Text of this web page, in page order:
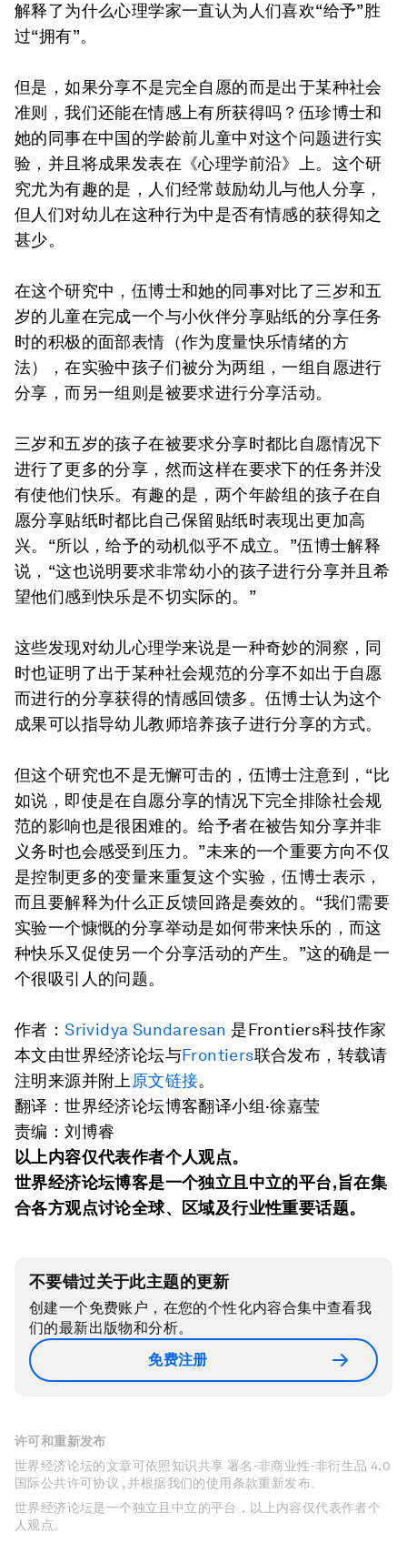
解释了为什么心理学家一直认为人们喜欢“给予”胜
过“拥有”。
但是，如果分享不是完全自愿的而是出于某种社会
准则，我们还能在情感上有所获得吗？伍珍博士和
她的同事在中国的学龄前儿童中对这个问题进行实
验，并且将成果发表在《心理学前沿》上。这个研
究尤为有趣的是，人们经常鼓励幼儿与他人分享，
但人们对幼儿在这种行为中是否有情感的获得知之
甚少。
在这个研究中，伍博士和她的同事对比了三岁和五
岁的儿童在完成一个与小伙伴分享贴纸的分享任务
时的积极的面部表情（作为度量快乐情绪的方
法），在实验中孩子们被分为两组，一组自愿进行
分享，而另一组则是被要求进行分享活动。
三岁和五岁的孩子在被要求分享时都比自愿情况下
进行了更多的分享，然而这样在要求下的任务并没
有使他们快乐。有趣的是，两个年龄组的孩子在自
愿分享贴纸时都比自己保留贴纸时表现出更加高
兴。“所以，给予的动机似乎不成立。”伍博士解释
说，“这也说明要求非常幼小的孩子进行分享并且希
望他们感到快乐是不切实际的。”
这些发现对幼儿心理学来说是一种奇妙的洞察，同
时也证明了出于某种社会规范的分享不如出于自愿
而进行的分享获得的情感回馈多。伍博士认为这个
成果可以指导幼儿教师培养孩子进行分享的方式。
但这个研究也不是无懈可击的，伍博士注意到，“比
如说，即使是在自愿分享的情况下完全排除社会规
范的影响也是很困难的。给予者在被告知分享并非
义务时也会感受到压力。”未来的一个重要方向不仅
是控制更多的变量来重复这个实验，伍博士表示，
而且要解释为什么正反馈回路是奏效的。“我们需要
实验一个慷慨的分享举动是如何带来快乐的，而这
种快乐又促使另一个分享活动的产生。”这的确是一
个很吸引人的问题。
作者：Srividya Sundaresan 是Frontiers科技作家
本文由世界经济论坛与Frontiers联合发布，转载请
注明来源并附上 原文链接。
翻译：世界经济论坛博客翻译小组·徐嘉莹
责编：刘博睿
以上内容仅代表作者个人观点。
世界经济论坛博客是一个独立且中立的平台,旨在集
合各方观点讨论全球、区域及行业性重要话题。
不要错过关于此主题的更新
创建一个免费账户，在您的个性化内容合集中查看我
们的最新出版物和分析。
免费注册
许可和重新发布
世界经济论坛的文章可依照知识共享 署名-非商业性-非衍生品 4.0
国际公共许可协议 , 并根据我们的使用条款重新发布。
世界经济论坛是一个独立且中立的平台，以上内容仅代表作者个
人观点。